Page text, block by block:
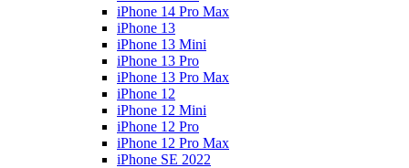
iPhone 14 Pro Max
iPhone 13
iPhone 13 Mini
iPhone 13 Pro
iPhone 13 Pro Max
iPhone 12
iPhone 12 Mini
iPhone 12 Pro
iPhone 12 Pro Max
iPhone SE 2022